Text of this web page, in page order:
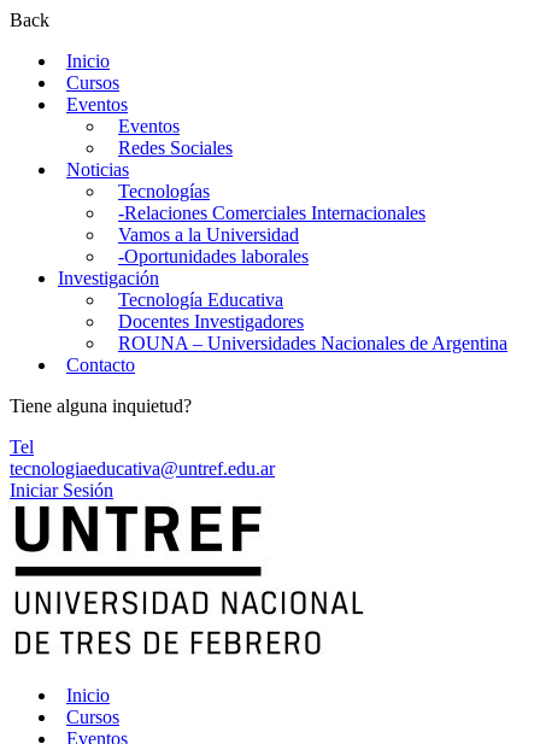
Back
Inicio
Cursos
Eventos
Eventos
Redes Sociales
Noticias
Tecnologías
-Relaciones Comerciales Internacionales
Vamos a la Universidad
-Oportunidades laborales
Investigación
Tecnología Educativa
Docentes Investigadores
ROUNA – Universidades Nacionales de Argentina
Contacto
Tiene alguna inquietud?
Tel
tecnologiaeducativa@untref.edu.ar
Iniciar Sesión
Inicio
Cursos
Eventos